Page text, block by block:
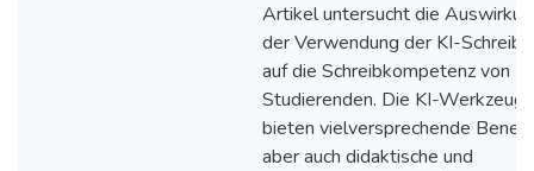
Artikel untersucht die
der Verwendung der KI-
auf die Schreibkompetenz von
Studierenden. Die KI-Werkzeuge
bieten vielversprechende
aber auch didaktische und